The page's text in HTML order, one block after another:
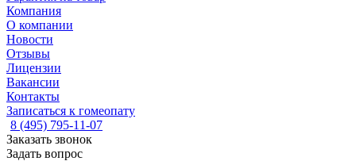
Компания
О компании
Новости
Отзывы
Лицензии
Вакансии
Контакты
Записаться к гомеопату
8 (495) 795-11-07
Заказать звонок
Задать вопрос